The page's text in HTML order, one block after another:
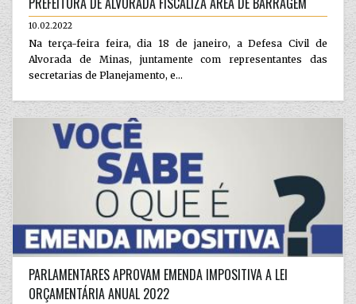
10.02.2022
Na terça-feira feira, dia 18 de janeiro, a Defesa Civil de
Alvorada de Minas, juntamente com representantes das
secretarias de Planejamento, e...
PARLAMENTARES APROVAM EMENDA IMPOSITIVA A LEI
ORÇAMENTÁRIA ANUAL 2022